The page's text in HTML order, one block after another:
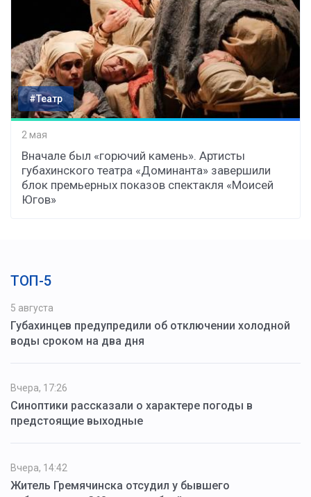
#Театр
2 мая
Вначале был «горючий камень». Артисты
губахинского театра «Доминанта» завершили
блок премьерных показов спектакля «Моисей
Югов»
ТОП-5
5 августа
Губахинцев предупредили об отключении холодной
воды сроком на два дня
Вчера, 17:26
Синоптики рассказали о характере погоды в
предстоящие выходные
Вчера, 14:42
Житель Гремячинска отсудил у бывшего